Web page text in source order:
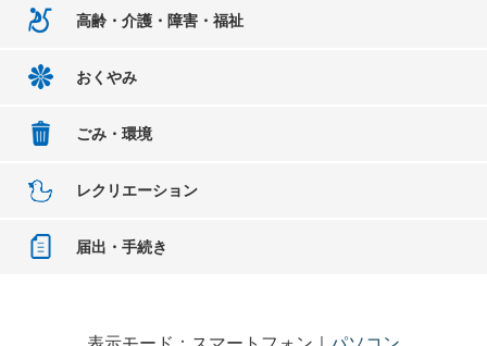
高齢・介護・障害・福祉
おくやみ
ごみ・環境
レクリエーション
届出・手続き